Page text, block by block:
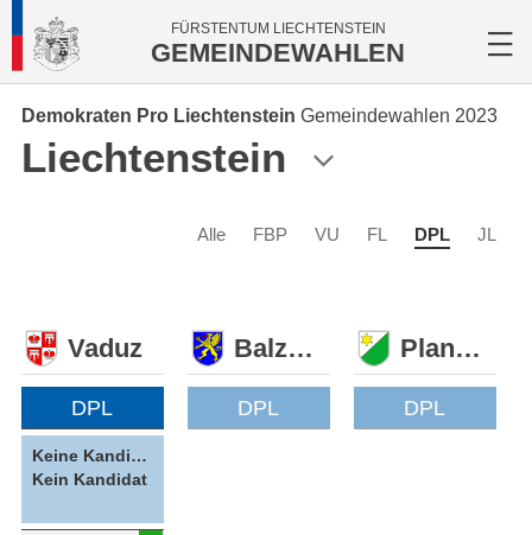
FÜRSTENTUM LIECHTENSTEIN
GEMEINDEWAHLEN
Demokraten Pro Liechtenstein Gemeindewahlen 2023
Liechtenstein
Alle FBP VU FL DPL JL
Vaduz
DPL
Keine Kandidatin
Kein Kandidat
Balzers
DPL
Planken
DPL